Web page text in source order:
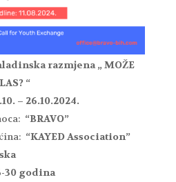
razmjena „MOŽE
“
– 26.10.2024.
“BRAVO”
“KAYED Association”
30 godina